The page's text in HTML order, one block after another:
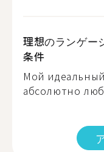
理想のランゲー
条件
Мой
абсолютно